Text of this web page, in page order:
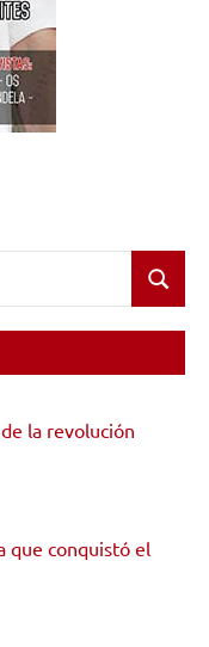
Buscar
la revolución
que conquistó el